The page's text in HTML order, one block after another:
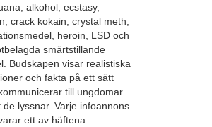
alkohol, ecstasy,
crack kokain, crystal meth,
heroin, LSD och
smärtstillande
Budskapen visar realistiska
och fakta på ett sätt
till ungdomar
de lyssnar. Varje infoannons
ett av häftena